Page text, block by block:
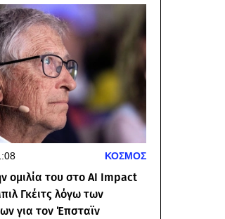
ΚΟΣΜΟΣ
ομιλία του στο AI Impact
Γκέιτς λόγω των
για τον Έπσταϊν